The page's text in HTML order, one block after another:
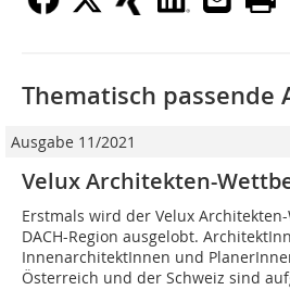
Thematisch passende
Ausgabe 11/2021
Velux Architekten-
Erstmals wird der Velux
DACH-Region ausgelobt.
InnenarchitektInnen und
Österreich und der Schweiz sind